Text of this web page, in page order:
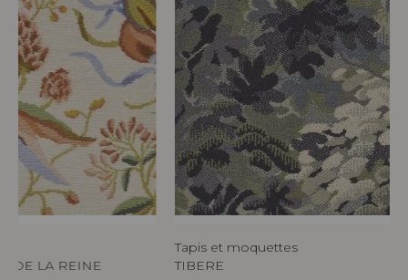
DE LA REINE
Tapis et moquettes
TIBERE